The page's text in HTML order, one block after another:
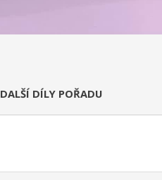
DALŠÍ DÍLY POŘADU